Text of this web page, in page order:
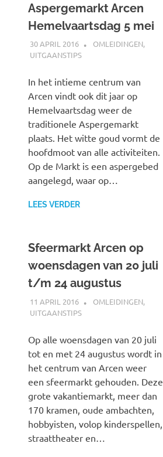
Aspergemarkt Arcen
Hemelvaartsdag 5 mei
30 APRIL 2016 JOHAN
OMLEIDINGEN,
UITGAANSTIPS
In het intieme centrum van
Arcen vindt ook dit jaar op
Hemelvaartsdag weer de
traditionele Aspergemarkt
plaats. Het witte goud vormt de
hoofdmoot van alle activiteiten.
Op de Markt is een aspergebed
aangelegd, waar op…
LEES VERDER
Sfeermarkt Arcen op
woensdagen van 20 juli
t/m 24 augustus
11 APRIL 2016 SPOORZOEKER
OMLEIDINGEN,
UITGAANSTIPS
Op alle woensdagen van 20 juli
tot en met 24 augustus wordt in
het centrum van Arcen weer
een sfeermarkt gehouden. Deze
grote vakantiemarkt, meer dan
170 kramen, oude ambachten,
hobbyisten, volop kinderspellen,
straattheater en…